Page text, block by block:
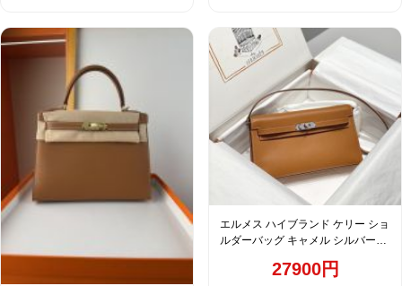
エルメス ハイブランド ケリー ショ
ルダーバッグ キャメル シルバー金
27900円